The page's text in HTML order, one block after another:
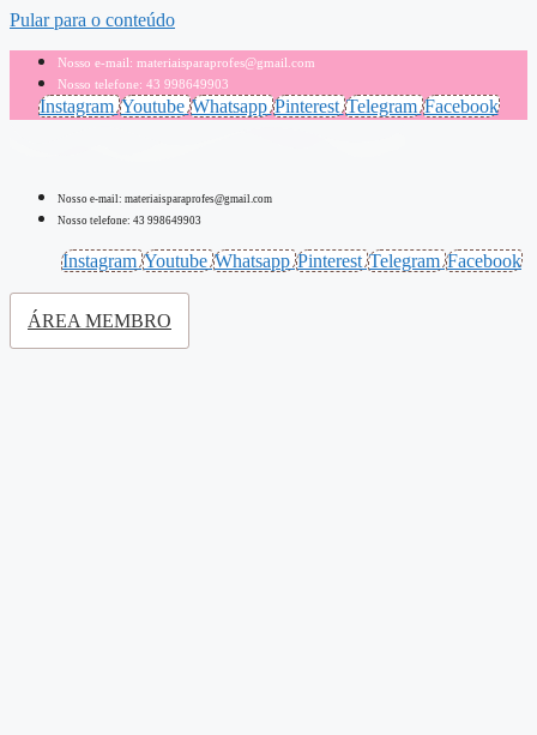
Pular para o conteúdo
Nosso e-mail: materiaisparaprofes@gmail.com
Nosso telefone: 43 998649903
Instagram Youtube Whatsapp Pinterest Telegram Facebook
Nosso e-mail: materiaisparaprofes@gmail.com
Nosso telefone: 43 998649903
Instagram Youtube Whatsapp Pinterest Telegram Facebook
ÁREA MEMBRO